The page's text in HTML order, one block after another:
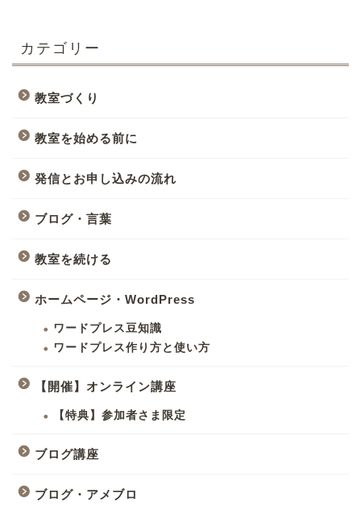
カテゴリー
教室づくり
教室を始める前に
発信とお申し込みの流れ
ブログ・言葉
教室を続ける
ホームページ・WordPress
ワードプレス豆知識
ワードプレス作り方と使い方
【開催】オンライン講座
【特典】参加者さま限定
ブログ講座
ブログ・アメブロ